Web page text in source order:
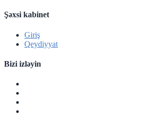
Şəxsi kabinet
Giriş
Qeydiyyat
Bizi izləyin